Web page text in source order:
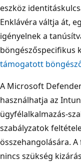
eszköz
Enklávéra váltja át,
igényelnek a
böngészőspecifikus
támogatott
A Microsoft
használhatja az
ügyfélalkalmazás-
szabályzatok
összehangolására.
nincs szükség